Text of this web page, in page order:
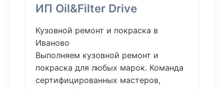
ИП Oil&Filter Drive
Кузовной ремонт и покраска в
Иваново
Выполняем кузовной ремонт и
покраска для любых марок. Команда
сертифицированных мастеров,